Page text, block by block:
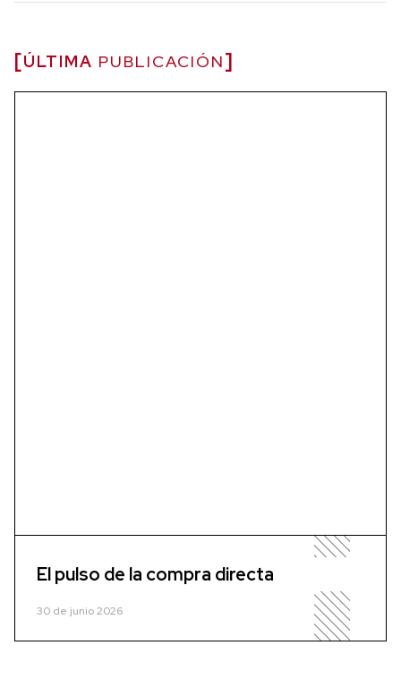
ÚLTIMA PUBLICACIÓN
El pulso de la compra directa
30 de junio 2026